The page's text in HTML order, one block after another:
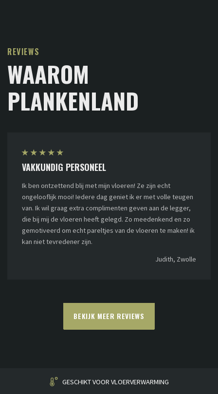
REVIEWS
WAAROM
PLANKENLAND
★ ★ ★ ★ ★
VAKKUNDIG PERSONEEL
Ik ben ontzettend blij met mijn vloeren! Ze zijn echt
ongelooflijk mooi! Iedere dag geniet ik er met volle teugen
van. Ik wil graag extra complimenten geven aan de legger,
die bij mij de vloeren heeft gelegd. Zo meedenkend en zo
gemotiveerd om echt pareltjes van de vloeren te maken! ik
kan niet tevredener zijn.
Judith, Zwolle
BEKIJK MEER REVIEWS
HUISGEMAAKT